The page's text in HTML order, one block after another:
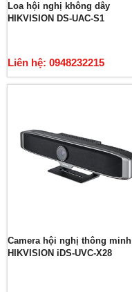
Loa hội nghị không dây
HIKVISION DS-UAC-S1
Liên hệ: 0948232215
Camera hội nghị thông minh
HIKVISION iDS-UVC-X28